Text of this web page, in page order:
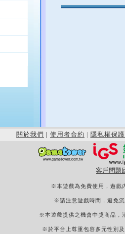
關於我們 | 使用者合約 | 隱私權保護
客戶問題
※本遊戲為免費使用，遊戲
※請注意遊戲時間，避免
※本遊戲提供之機會中獎商品，
※於平台上尊重包容多元性別